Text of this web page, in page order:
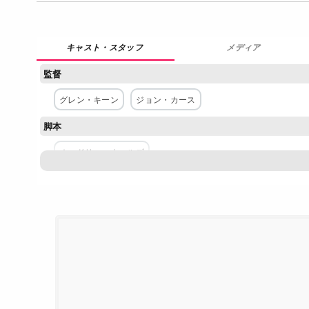
メディア
監督
グレン・キーン ジョン・カース
脚本
オードリー・ウェルズ